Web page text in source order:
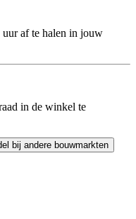
uur af te halen in jouw
in de winkel te
bij andere bouwmarkten